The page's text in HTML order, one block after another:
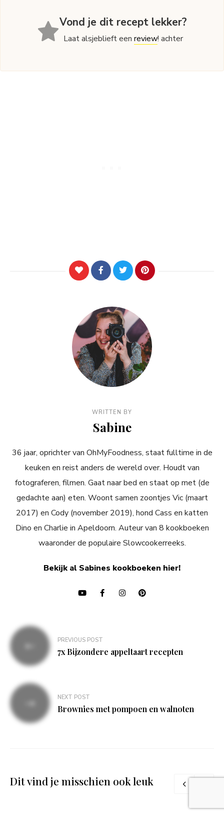
Vond je dit recept lekker?
Laat alsjeblieft eenreview! achter
WRITTEN BY
Sabine
36 jaar, oprichter van OhMyFoodness, staat fulltime in de
keuken en reist anders de wereld over. Houdt van
fotograferen, filmen. Gaat naar bed en staat op met (de
gedachte aan) eten. Woont samen zoontjes Vic (maart
2017) en Cody (november 2019), hond Cass en katten
Dino en Charlie in Apeldoorn. Auteur van 8 kookboeken
waaronder de populaire Slowcookerreeks.
Bekijk al Sabines kookboeken hier!
Bericht
navigatie
PREVIOUS POST
7x Bijzondere appeltaart recepten
NEXT POST
Brownies met pompoen en walnoten
Dit vind je misschien ook leuk